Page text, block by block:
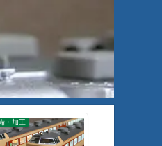
・加工